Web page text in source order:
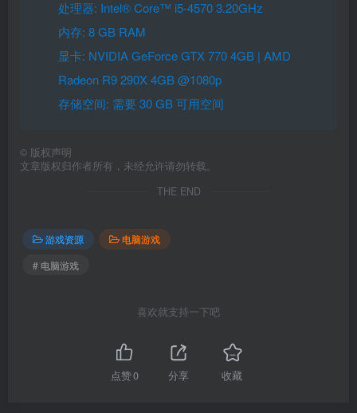
处理器: Intel® Core™ i5-4570 3.20GHz
内存: 8 GB RAM
显卡: NVIDIA GeForce GTX 770 4GB | AMD
Radeon R9 290X 4GB @1080p
存储空间: 需要 30 GB 可用空间
© 版权声明
文章版权归作者所有，未经允许请勿转载。
THE END
游戏资源
电脑游戏
# 电脑游戏
喜欢就支持一下吧
点赞0 分享 收藏